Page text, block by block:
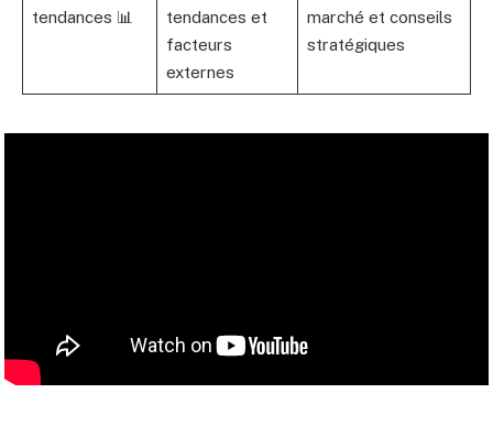
tendances 📊
tendances et
facteurs
externes
marché et conseils
stratégiques